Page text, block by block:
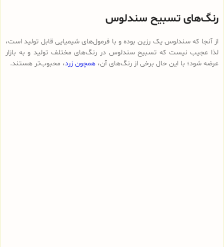
رنگ‌های تسبیح سندلوس
از آنجا که سندلوس یک رزین بوده و با فرمول‌های شیمیایی قابل تولید است،
لذا عجیب نیست که تسبیح سندلوس در رنگ‌های مختلف تولید و به بازار
عرضه شود؛ با این حال برخی از رنگ‌های آن، همچون زرد، محبوب‌تر هستند.